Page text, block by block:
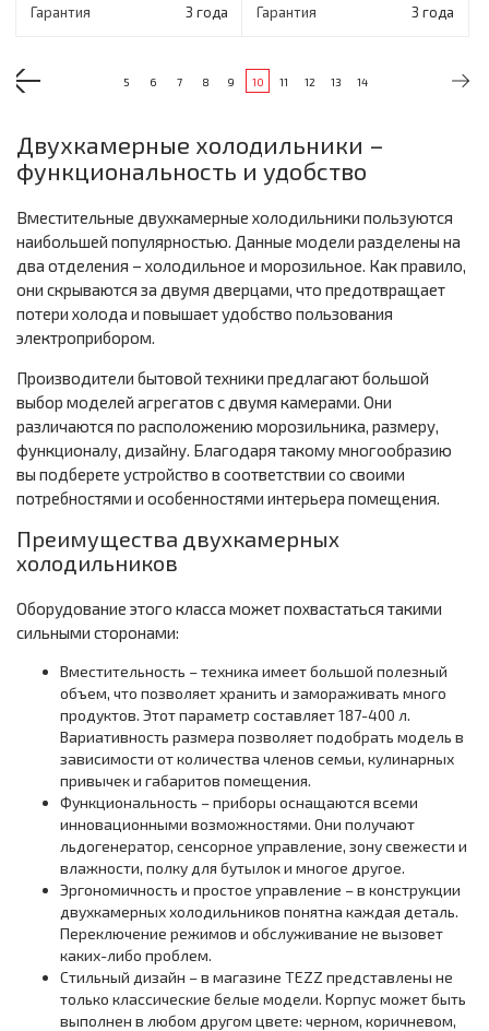
Гарантия 3 года Гарантия 3 года
5 6 7 8 9 10 11 12 13 14
Двухкамерные холодильники –
функциональность и удобство
Вместительные двухкамерные холодильники пользуются
наибольшей популярностью. Данные модели разделены на
два отделения – холодильное и морозильное. Как правило,
они скрываются за двумя дверцами, что предотвращает
потери холода и повышает удобство пользования
электроприбором.
Производители бытовой техники предлагают большой
выбор моделей агрегатов с двумя камерами. Они
различаются по расположению морозильника, размеру,
функционалу, дизайну. Благодаря такому многообразию
вы подберете устройство в соответствии со своими
потребностями и особенностями интерьера помещения.
Преимущества двухкамерных
холодильников
Оборудование этого класса может похвастаться такими
сильными сторонами:
Вместительность – техника имеет большой полезный
объем, что позволяет хранить и замораживать много
продуктов. Этот параметр составляет 187-400 л.
Вариативность размера позволяет подобрать модель в
зависимости от количества членов семьи, кулинарных
привычек и габаритов помещения.
Функциональность – приборы оснащаются всеми
инновационными возможностями. Они получают
льдогенератор, сенсорное управление, зону свежести и
влажности, полку для бутылок и многое другое.
Эргономичность и простое управление – в конструкции
двухкамерных холодильников понятна каждая деталь.
Переключение режимов и обслуживание не вызовет
каких-либо проблем.
Стильный дизайн – в магазине TEZZ представлены не
только классические белые модели. Корпус может быть
выполнен в любом другом цвете: черном, коричневом,